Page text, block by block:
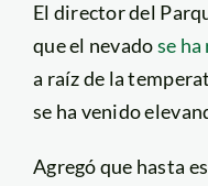
El director del
que el nevadose
a raíz de la
se ha venido
Agregó que hasta